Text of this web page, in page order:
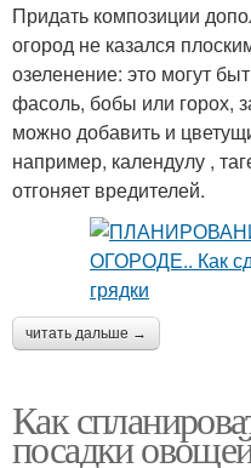
Придать композиции
огород не казался
озеленение: это могут
фасоль, бобы или горох,
можно добавить и
например, календулу ,
отгоняет вредителей.
читать дальше →
Как
посадки